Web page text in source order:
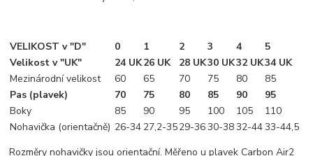
VELIKOST v "D" 0 1 2 3 4
5
Velikost v "UK"
24 UK26 UK 28 UK30 UK32 UK34 UK
Mezinárodní velikost
60 65 70 75 80
85
Pas (plavek)
70 75 80 85 90
95
Boky
85 90 95 100 105
110
Nohavička (orientačně) 26-34 27,2-3529-3630-3832-4433-44,5
Rozměry nohavičky jsou orientační. Měřeno u plavek Carbon Air2